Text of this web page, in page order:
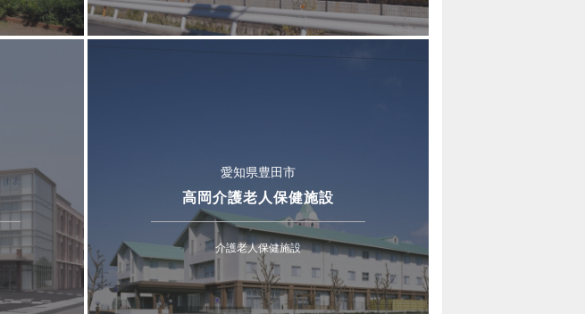
愛知県豊田市
高岡介護老人保健施設
介護老人保健施設